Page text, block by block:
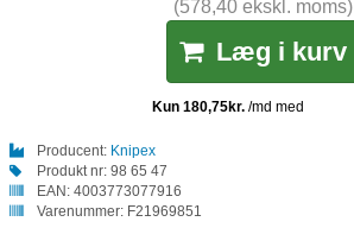
(578,40 ekskl. moms)
Læg i kurv
Producent: Knipex
Produkt nr: 98 65 47
EAN: 4003773077916
Varenummer: F21969851